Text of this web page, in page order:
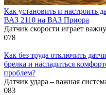
Как установить и настроить
ВАЗ 2110 на ВАЗ Приора
Датчик скорости играет
078
Как без труда отключить
брелка и насладиться
проблем?
Датчик удара – важная
083